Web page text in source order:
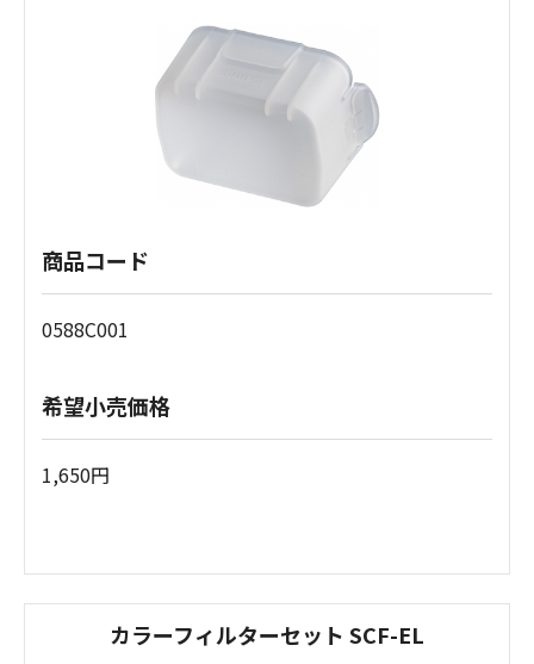
商品コード
0588C001
希望小売価格
1,650円
カラーフィルターセット SCF-EL